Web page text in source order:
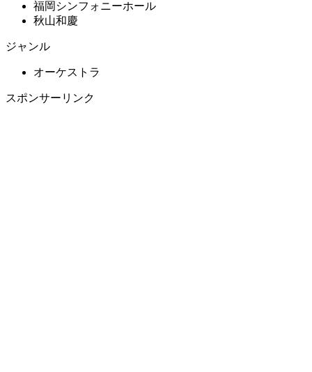
福岡シンフォニーホール
秋山和慶
ジャンル
オーケストラ
スポンサーリンク